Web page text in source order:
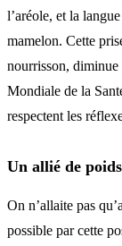
l’aréole, et la
mamelon. Cette
nourrisson, diminue
Mondiale de la
respectent les
Un allié de
On n’allaite pas
possible par cette